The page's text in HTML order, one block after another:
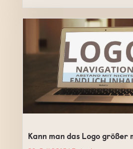
Kann man das Logo größer